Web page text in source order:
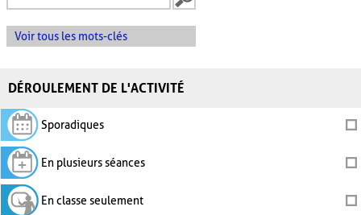
Voir tous les mots-clés
DÉROULEMENT DE L'ACTIVITÉ
Sporadiques
En plusieurs séances
En classe seulement